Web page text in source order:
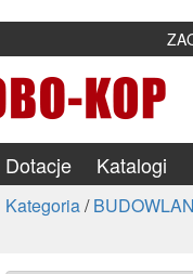
Dotacje Katalogi
Kategoria/